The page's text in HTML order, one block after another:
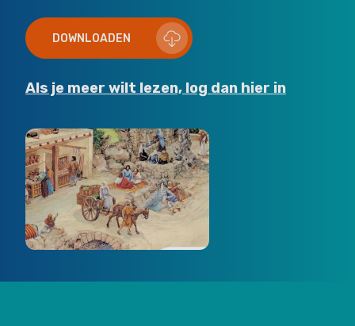
DOWNLOADEN
Als je meer wilt lezen, log dan hier in